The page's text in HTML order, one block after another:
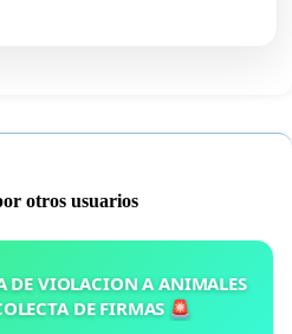
otros usuarios
DE VIOLACION A ANIMALES
DE FIRMAS 🚨